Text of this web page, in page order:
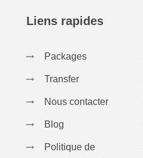
Liens rapides
Packages
Transfer
Nous contacter
Blog
Politique de